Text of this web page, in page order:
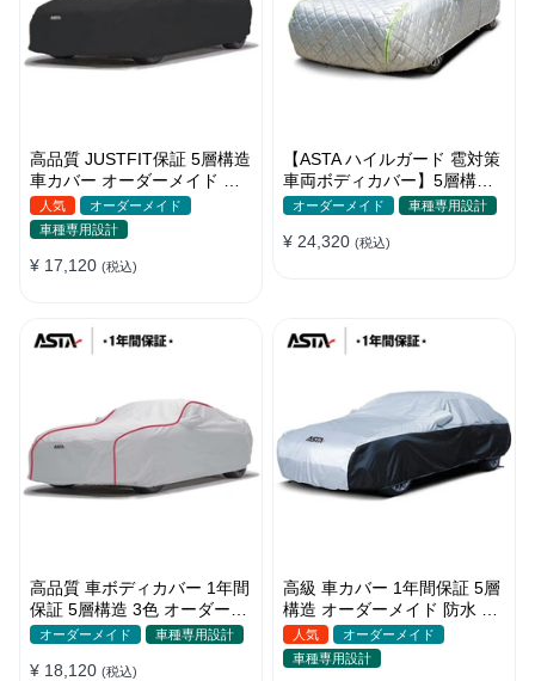
高品質 JUSTFIT保証 5層構造
車カバー オーダーメイド 台
風対策 裏起毛 防水 耐久性 傷
保護
人気
オーダーメイド
車種専用設計
¥ 17,120 (税込)
【ASTA ハイルガード 雹対策
車両ボディカバー】5層構造
厚手 オーダーメイド 凍結防
付きボディカバー
オーダーメイド 車種専用設計
¥ 24,320 (税込)
高品質 車ボディカバー 1年間
保証 5層構造 3色 オーダーメ
イド 裏起毛 防風防水 四季
オーダーメイド 車種専用設計
¥ 18,120 (税込)
高級 車カバー 1年間保証 5層
構造 オーダーメイド 防水 裏
起毛 台風対策 黄砂対策 車種
専用
人気
オーダーメイド
車種専用設計